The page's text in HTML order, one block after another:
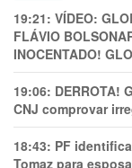
19:21: VÍDEO:
FLÁVIO
INOCENTADO!
19:06: DERROTA!
CNJ comprovar
18:43: PF
Tomaz para